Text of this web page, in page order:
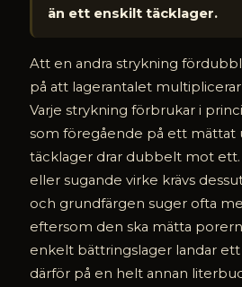
än ett enskilt täcklager.
Att en andra strykning
på att lagerantalet multiplicerar
Varje strykning förbrukar i
som föregående på ett mättat
täcklager drar dubbelt mot
eller sugande virke krävs
och grundfärgen suger ofta
eftersom den ska mätta
enkelt bättringslager landar
därför på en helt annan